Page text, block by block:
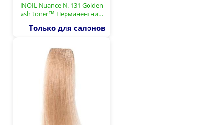
INOIL Nuance N. 131 Golden
ash toner™ Перманентни…
Только для салонов